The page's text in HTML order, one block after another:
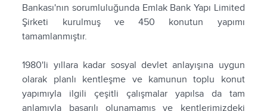
Bankası'nın sorumluluğunda Emlak Bank Yapı Limited
Şirketi kurulmuş ve 450 konutun yapımı
tamamlanmıştır.
1980'li yıllara kadar sosyal devlet anlayışına uygun
olarak planlı kentleşme ve kamunun toplu konut
yapımıyla ilgili çeşitli çalışmalar yapılsa da tam
anlamıyla başarılı olunamamış ve kentlerimizdeki